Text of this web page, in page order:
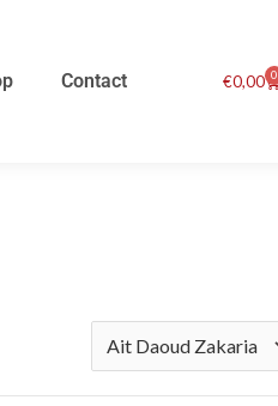
Contact €0,00 0